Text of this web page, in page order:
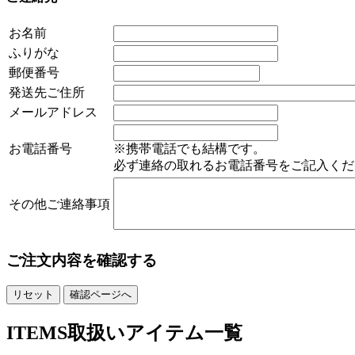
お名前
ふりがな
郵便番号
発送先ご住所
メールアドレス
お電話番号 ※携帯電話でも結構です。
必ず連絡の取れるお電話番号をご記入く
その他ご連絡事項
ご注文内容を確認する
ITEMS取扱いアイテム一覧